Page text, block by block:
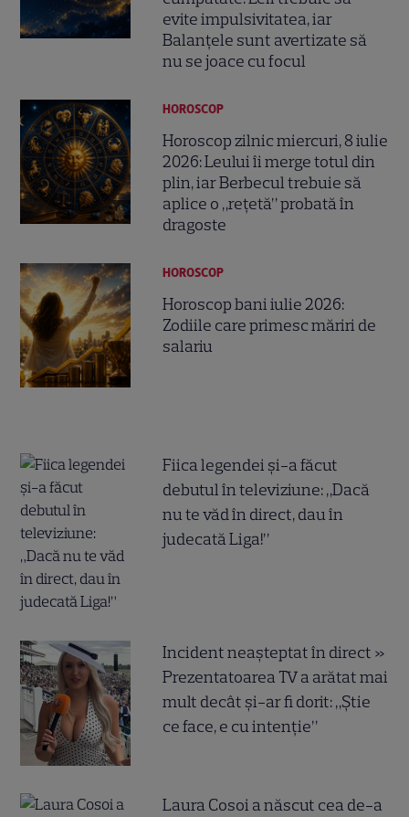
evite impulsivitatea, iar
Balanțele sunt avertizate să
nu se joace cu focul
HOROSCOP
Horoscop zilnic miercuri, 8 iulie
2026: Leului îi merge totul din
plin, iar Berbecul trebuie să
aplice o „rețetă” probată în
dragoste
HOROSCOP
Horoscop bani iulie 2026:
Zodiile care primesc măriri de
salariu
Fiica legendei și-a făcut
debutul în televiziune: „Dacă
nu te văd în direct, dau în
judecată Liga!”
Incident neașteptat în direct »
Prezentatoarea TV a arătat mai
mult decât și-ar fi dorit: „Știe
ce face, e cu intenție”
Laura Cosoi a născut cea de-a